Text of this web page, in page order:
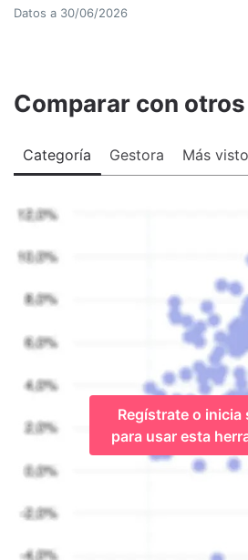
Datos a 30/06/2026
Comparar con
Categoría Gestora Más
Regístrate o inicia
para usar esta